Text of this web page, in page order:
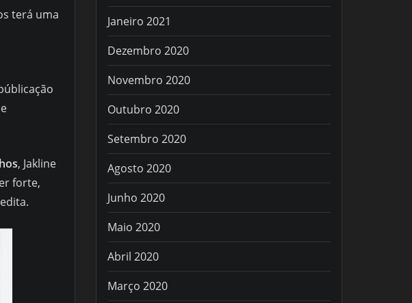
terá uma
, Jakline
forte,
Janeiro 2021
Dezembro 2020
Novembro 2020
Outubro 2020
Setembro 2020
Agosto 2020
Junho 2020
Maio 2020
Abril 2020
Março 2020